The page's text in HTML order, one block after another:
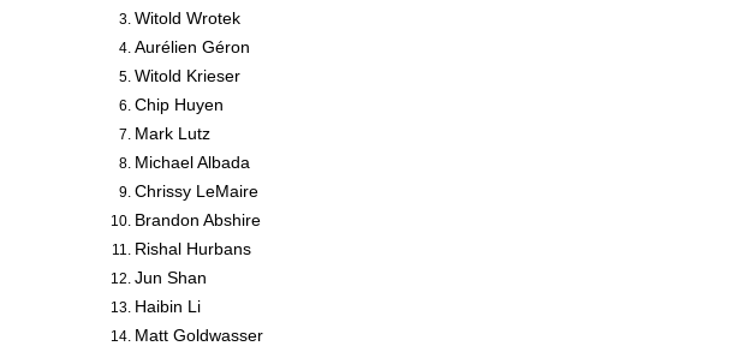
Witold Wrotek
Aurélien Géron
Witold Krieser
Chip Huyen
Mark Lutz
Michael Albada
Chrissy LeMaire
Brandon Abshire
Rishal Hurbans
Jun Shan
Haibin Li
Matt Goldwasser